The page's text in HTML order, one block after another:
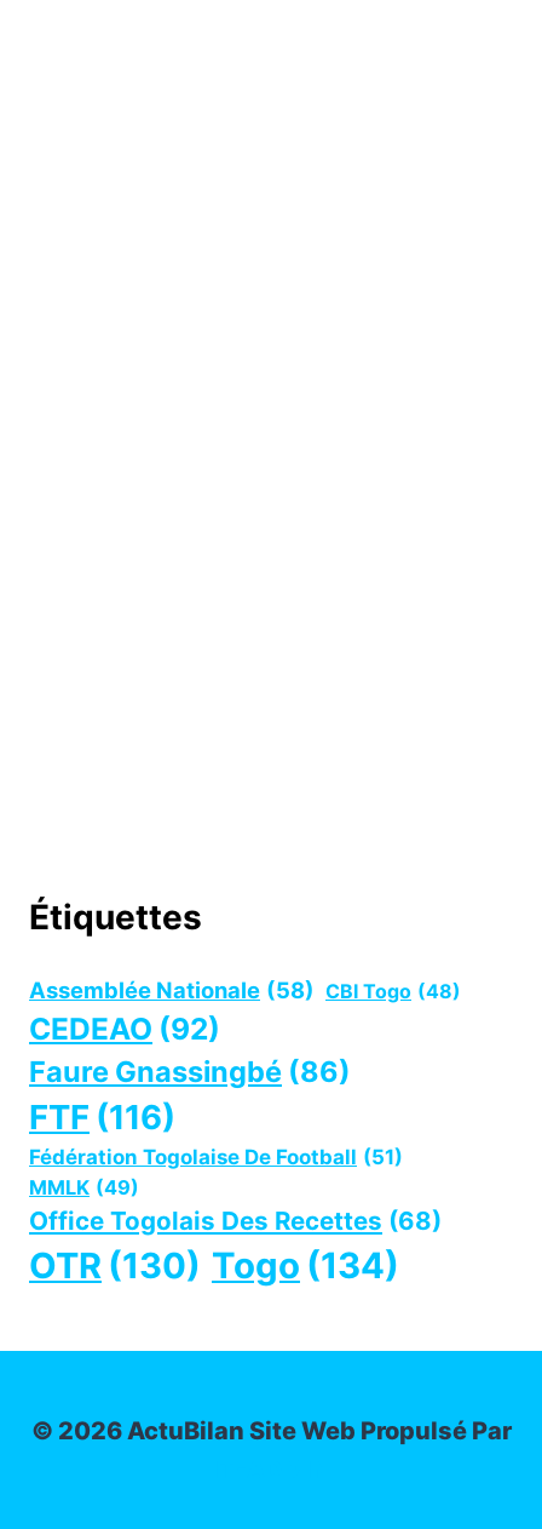
Étiquettes
Assemblée Nationale (58) CBI Togo (48)
CEDEAO (92)
Faure Gnassingbé (86)
FTF (116)
Fédération Togolaise De Football (51)
MMLK (49)
Office Togolais Des Recettes (68)
OTR (130) Togo (134)
© 2026 ActuBilan Site Web Propulsé Par